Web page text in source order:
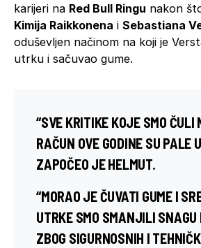
karijeri na Red Bull Ringu nakon
Kimija Raikkonena i Sebastiana
oduševljen načinom na koji je
utrku i sačuvao gume.
“SVE KRITIKE KOJE SMO ČULI
RAČUN OVE GODINE SU PALE
ZAPOČEO JE HELMUT.
“MORAO JE ČUVATI GUME I
UTRKE SMO SMANJILI SNAGU
ZBOG SIGURNOSNIH I